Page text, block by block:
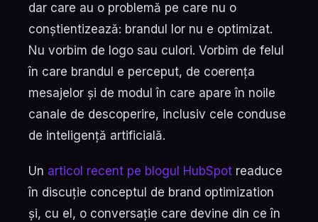
dar care au o problemă pe care nu o
conștientizează: brandul lor nu e optimizat.
Nu vorbim de logo sau culori. Vorbim de felul
în care brandul e perceput, de coerența
mesajelor și de modul în care apare în noile
canale de descoperire, inclusiv cele conduse
de inteligență artificială.
Un articol recent pe blogul HubSpot readuce
în discuție conceptul de brand optimization
și, cu el, o conversație care devine din ce în